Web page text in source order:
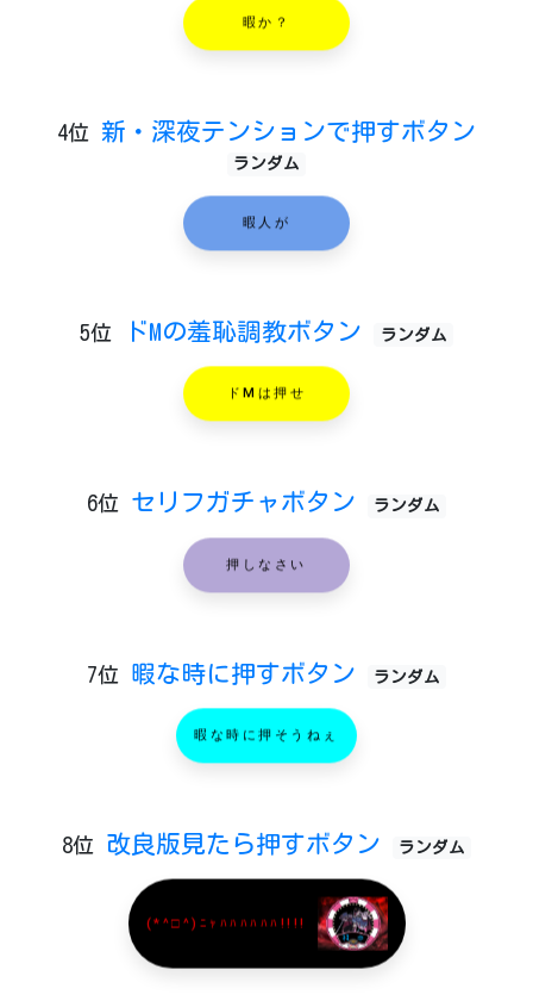
暇か？
4位 新・深夜テンションで押すボタン
ランダム
暇人が
5位 ドMの羞恥調教ボタン ランダム
ドMは押せ
6位 セリフガチャボタン ランダム
押しなさい
7位 暇な時に押すボタン ランダム
暇な時に押そうねぇ
8位 改良版見たら押すボタン ランダム
(*^□^)ﾆｬﾊﾊﾊﾊﾊﾊ!!!!